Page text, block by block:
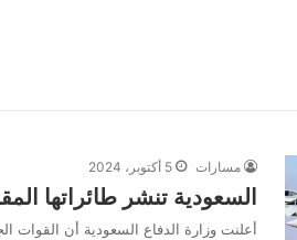
مسارات 5 أكتوبر، 2024
السعودية تنشر طائراتها